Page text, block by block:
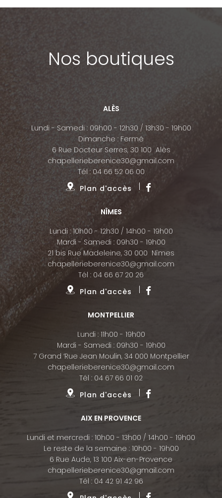
Nos boutiques
ALÈS
Lundi - Samedi : 09h00 - 12h30 / 13h30 - 19h00
Dimanche : Fermé
6 Rue Docteur Serres, 30 100 Alès
chapellerieberenice30@gmail.com
Tél : 04 66 52 06 00
Plan d'accès
NÎMES
Lundi : 10h00 - 12h30 / 14h00 - 19h00
Mardi - Samedi : 09h30 - 19h00
21 bis Rue Madeleine, 30 000 Nîmes
chapellerieberenice30@gmail.com
Tél : 04 66 67 20 26
Plan d'accès
MONTPELLIER
Lundi : 11h00 - 19h00
Mardi - Samedi : 09h30 - 19h00
7 Grand ’Rue Jean Moulin, 34 000 Montpellier
chapellerieberenice30@gmail.com
Tél : 04 67 66 01 02
Plan d'accès
AIX EN PROVENCE
Lundi et mercredi : 10h00 - 13h00 / 14h00 - 19h00
Le reste de la semaine : 10h00 - 19h00
6 Rue Aude, 13 100 Aix-en-Provence
chapellerieberenice30@gmail.com
Tél : 04 42 91 42 96